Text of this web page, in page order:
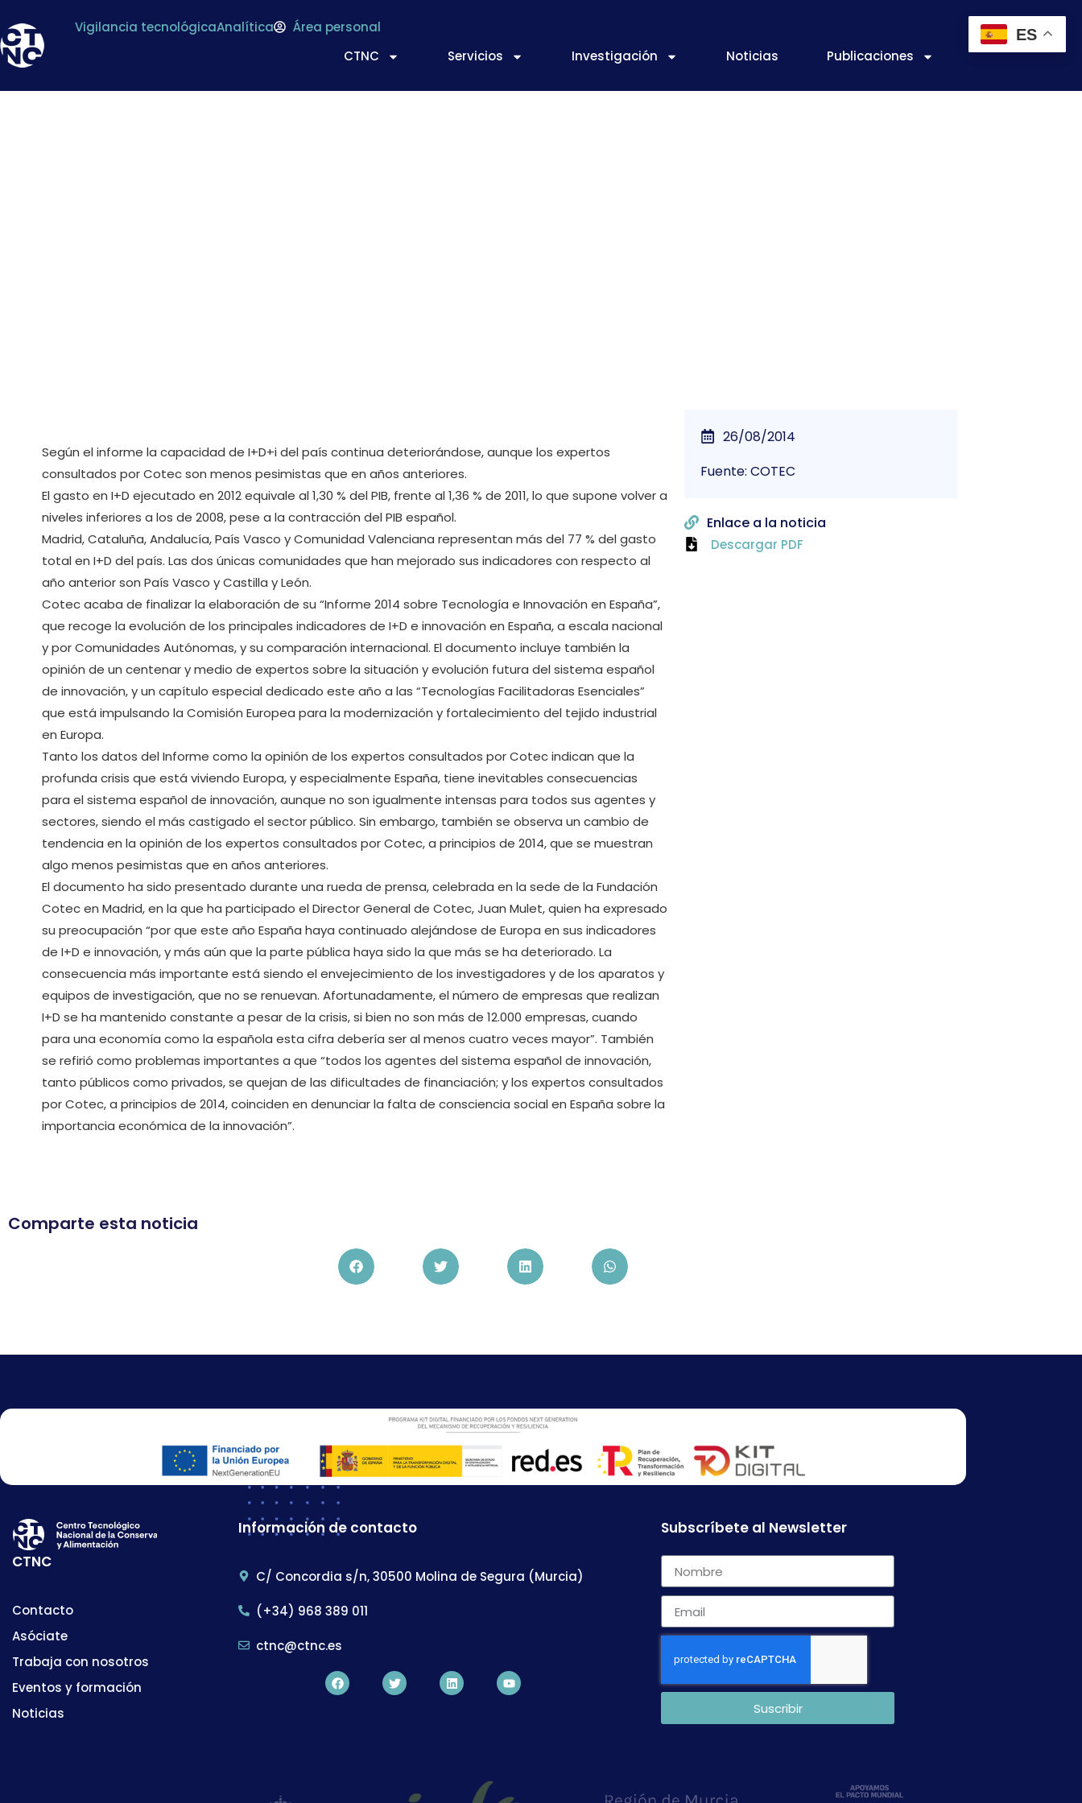
Vigilancia tecnológicaAnalítica
Área personal
CTNC
Servicios Investigación Noticias Publicaciones
Según el informe la capacidad de I+D+i del país continua deteriorándose, aunque los expertos
consultados por Cotec son menos pesimistas que en años anteriores.
El gasto en I+D ejecutado en 2012 equivale al 1,30 % del PIB, frente al 1,36 % de 2011, lo que supone volver a
niveles inferiores a los de 2008, pese a la contracción del PIB español.
Madrid, Cataluña, Andalucía, País Vasco y Comunidad Valenciana representan más del 77 % del gasto
total en I+D del país. Las dos únicas comunidades que han mejorado sus indicadores con respecto al
año anterior son País Vasco y Castilla y León.
Cotec acaba de finalizar la elaboración de su “Informe 2014 sobre Tecnología e Innovación en España”,
que recoge la evolución de los principales indicadores de I+D e innovación en España, a escala nacional
y por Comunidades Autónomas, y su comparación internacional. El documento incluye también la
opinión de un centenar y medio de expertos sobre la situación y evolución futura del sistema español
de innovación, y un capítulo especial dedicado este año a las “Tecnologías Facilitadoras Esenciales”
que está impulsando la Comisión Europea para la modernización y fortalecimiento del tejido industrial
en Europa.
Tanto los datos del Informe como la opinión de los expertos consultados por Cotec indican que la
profunda crisis que está viviendo Europa, y especialmente España, tiene inevitables consecuencias
para el sistema español de innovación, aunque no son igualmente intensas para todos sus agentes y
sectores, siendo el más castigado el sector público. Sin embargo, también se observa un cambio de
tendencia en la opinión de los expertos consultados por Cotec, a principios de 2014, que se muestran
algo menos pesimistas que en años anteriores.
El documento ha sido presentado durante una rueda de prensa, celebrada en la sede de la Fundación
Cotec en Madrid, en la que ha participado el Director General de Cotec, Juan Mulet, quien ha expresado
su preocupación “por que este año España haya continuado alejándose de Europa en sus indicadores
de I+D e innovación, y más aún que la parte pública haya sido la que más se ha deteriorado. La
consecuencia más importante está siendo el envejecimiento de los investigadores y de los aparatos y
equipos de investigación, que no se renuevan. Afortunadamente, el número de empresas que realizan
I+D se ha mantenido constante a pesar de la crisis, si bien no son más de 12.000 empresas, cuando
para una economía como la española esta cifra debería ser al menos cuatro veces mayor”. También
se refirió como problemas importantes a que “todos los agentes del sistema español de innovación,
tanto públicos como privados, se quejan de las dificultades de financiación; y los expertos consultados
por Cotec, a principios de 2014, coinciden en denunciar la falta de consciencia social en España sobre la
importancia económica de la innovación”.
26/08/2014
Fuente: COTEC
Enlace a la noticia
Descargar PDF
Comparte esta noticia
CTNC
Contacto
Asóciate
Trabaja con nosotros
Eventos y formación
Noticias
Información de contacto
C/ Concordia s/n, 30500 Molina de Segura (Murcia)
(+34) 968 389 011
ctnc@ctnc.es
Subscríbete al Newsletter
Suscribir
ES